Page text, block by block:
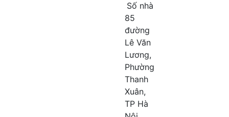
Số nhà
85
đường
Lê Văn
Lương,
Phường
Thanh
Xuân,
TP Hà